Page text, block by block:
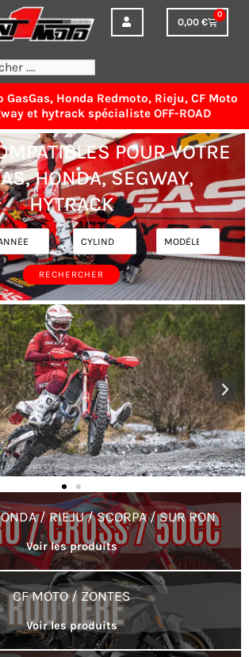
0,00 €
0
Panier
GasGas, Honda Redmoto, Rieju, CF Moto
et hytrack spécialiste OFF-ROAD
POUR VOTRE
HONDA, SEGWAY,
HYTRACK
RECHERCHER
/ RIEJU / SCORPA / SUR RON
Voir les produits
CF MOTO / ZONTES
Voir les produits